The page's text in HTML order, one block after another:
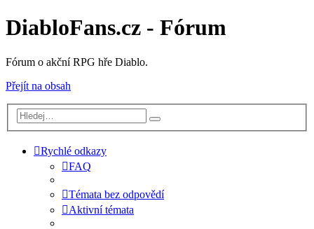
DiabloFans.cz - Fórum
Fórum o akční RPG hře Diablo.
Přejít na obsah
Rychlé odkazy
FAQ
Témata bez odpovědí
Aktivní témata